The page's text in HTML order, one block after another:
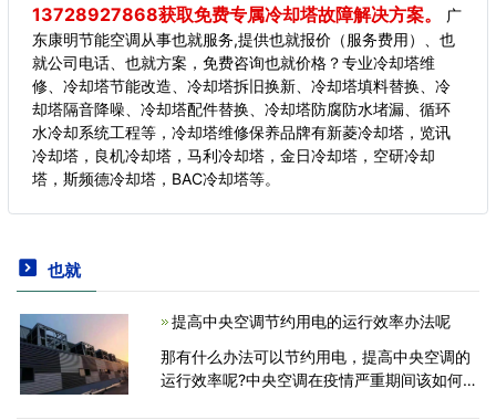
13728927868获取免费专属冷却塔故障解决方案。
广
东康明节能空调从事也就服务,提供也就报价（服务费用）、也
就公司电话、也就方案，免费咨询也就价格？专业冷却塔维
修、冷却塔节能改造、冷却塔拆旧换新、冷却塔填料替换、冷
却塔隔音降噪、冷却塔配件替换、冷却塔防腐防水堵漏、循环
水冷却系统工程等，冷却塔维修保养品牌有新菱冷却塔，览讯
冷却塔，良机冷却塔，马利冷却塔，金日冷却塔，空研冷却
塔，斯频德冷却塔，BAC冷却塔等。
也就
提高中央空调节约用电的运行效率办法呢
那有什么办法可以节约用电，提高中央空调的
运行效率呢?中央空调在疫情严重期间该如何使